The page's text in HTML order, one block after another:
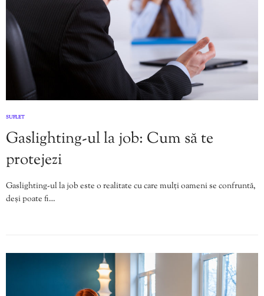
SUFLET
Gaslighting-ul la job: Cum să te
protejezi
Gaslighting-ul la job este o realitate cu care mulți oameni se confruntă,
deși poate fi…